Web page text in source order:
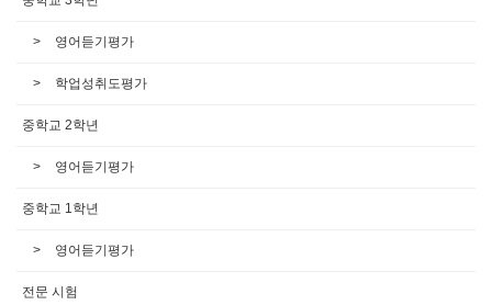
영어듣기평가
학업성취도평가
중학교 2학년
영어듣기평가
중학교 1학년
영어듣기평가
전문 시험